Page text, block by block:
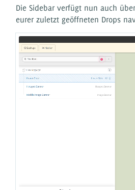
Die Sidebar verfügt nun auch
eurer zuletzt geöffneten Drops